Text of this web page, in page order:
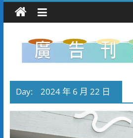
Day: 2024 年 6 月 22 日